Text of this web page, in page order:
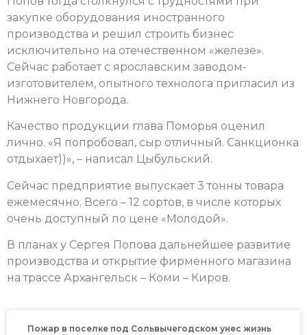
закупке оборудования иностранного
производства и решил строить бизнес
исключительно на отечественном «железе».
Сейчас работает с ярославским заводом-
изготовителем, опытного технолога пригласил из
Нижнего Новгорода.
Качество продукции глава Поморья оценил
лично. «Я попробовал, сыр отличный. Санкционка
отдыхает))», – написал Цыбульский.
Сейчас предприятие выпускает 3 тонны товара
ежемесячно. Всего – 12 сортов, в числе которых
очень доступный по цене «Молодой».
В планах у Сергея Попова дальнейшее развитие
производства и открытие фирменного магазина
на трассе Архангельск – Коми – Киров.
Пожар в поселке под Сольвычегодском унес жизнь